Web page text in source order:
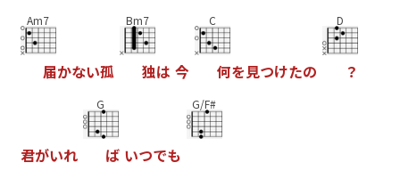
Am7
届かない孤
Bm7
独は 今
C
何を見つけたの
D
？
君がいれ
G
ば いつでも
G/F#